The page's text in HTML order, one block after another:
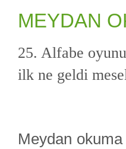
MEYDAN
25. Alfabe
ilk ne geldi
Meydan